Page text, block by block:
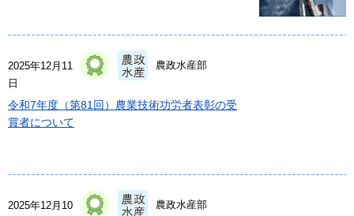
2025年12月11
日
農政水産部
令和7年度（第81回）農業技術功労者表彰の受
賞者について
2025年12月10
農政水産部